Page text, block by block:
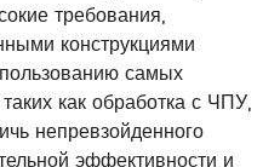
требования,
конструкциями
самых
как обработка с ЧПУ,
непревзойденного
эффективности и